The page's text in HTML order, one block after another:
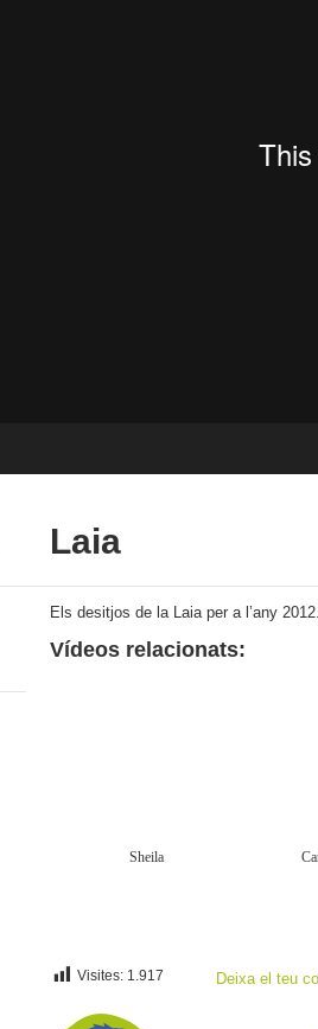
Laia
Els desitjos de la Laia per a l’any 2012.
Vídeos relacionats:
Sheila
Visites: 1.917 Deixa el teu